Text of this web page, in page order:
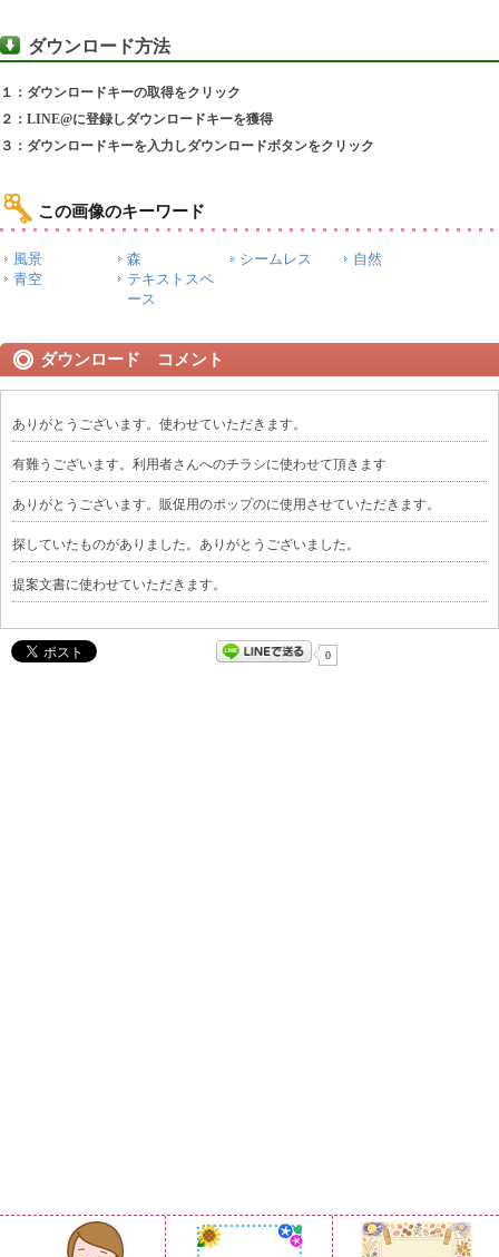
ダウンロード方法
１：ダウンロードキーの取得をクリック
２：LINE@に登録しダウンロードキーを獲得
３：ダウンロードキーを入力しダウンロードボタンをクリック
この画像のキーワード
風景 森 シームレス
自然
青空
テキストスペ
ース
ダウンロード コメント
ありがとうございます。使わせていただきます。
有難うございます。利用者さんへのチラシに使わせて頂きます
ありがとうございます。販促用のポップのに使用させていただきます。
探していたものがありました。ありがとうございました。
提案文書に使わせていただきます。
0